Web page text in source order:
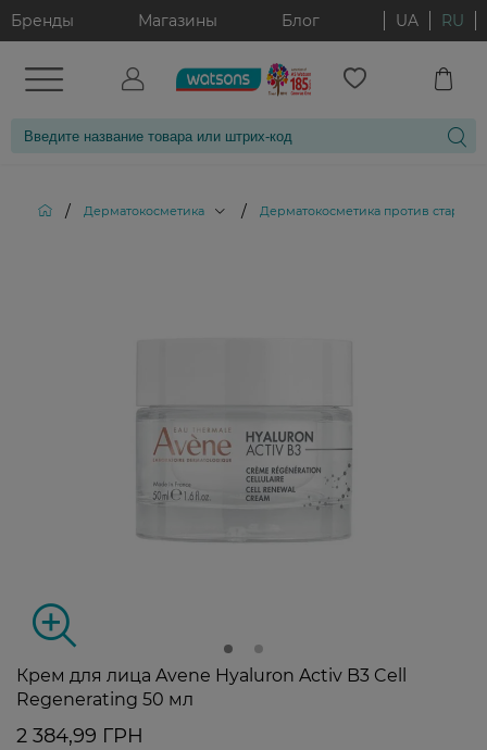
Бренды Магазины Блог UA RU
/ Дерматокосметика / Дерматокосметика против
Крем для лица Avene Hyaluron Activ B3 Cell
Regenerating 50 мл
2 384,99 ГРН